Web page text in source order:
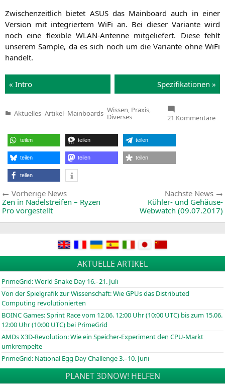
Zwi­schen­zeit­lich bie­tet ASUSdas Main­board auch in einer
Ver­si­on mit inte­grier­tem WiFi an. Bei die­ser Vari­an­te wird
noch eine fle­xi­ble WLAN-Anten­ne mit­ge­lie­fert. Die­se fehlt
unse­rem Sam­ple, da es sich noch um die Vari­an­te ohne WiFi
handelt.
« Intro Spe­zi­fi­ka­tio­nen »
Veröffentlicht
Aktuelles–Artikel–Mainboards–Wissen, Praxis,
Diverses 21 Kommentarezu
teilen teilen teilen
teilen teilen teilen
teilen
Beitragsnavigation
Vorherige NewsVorherige
News:
Zen in Nadelstreifen – Ryzen
Pro vorgestellt
Nächste News
Kühler- und Gehäuse-
Webwatch (09.07.2017)
AKTUELLE ARTIKEL
PrimeGrid: World Snake Day 16.–21. Juli
Von der Spielgrafik zur Wissenschaft: Wie GPUs das Distributed
Computing revolutionierten
BOINCGames: Sprint Race vom 12.06. 12:00 Uhr (10:00 UTC) bis zum 15.06.
12:00 Uhr (10:00 UTC) bei PrimeGrid
AMDs X3D-Revolution: Wie ein Speicher-Experiment den CPU-Markt
umkrempelte
PrimeGrid: National Egg Day Challenge 3.–10. Juni
PLANET 3DNOW! HELFEN